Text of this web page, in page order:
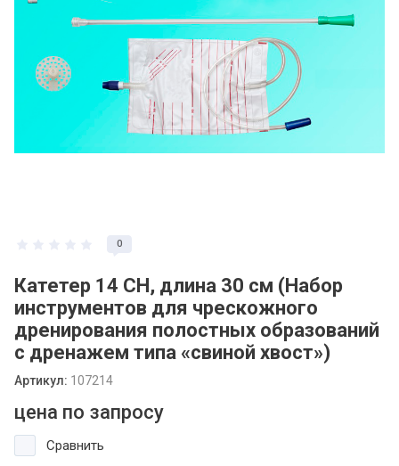
0
Катетер 14 CH, длина 30 см (Набор
инструментов для чрескожного
дренирования полостных образований
с дренажем типа «свиной хвост»)
Артикул: 107214
цена по запросу
Сравнить